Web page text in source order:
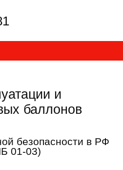
и
баллонов
безопасности в РФ
01-03)